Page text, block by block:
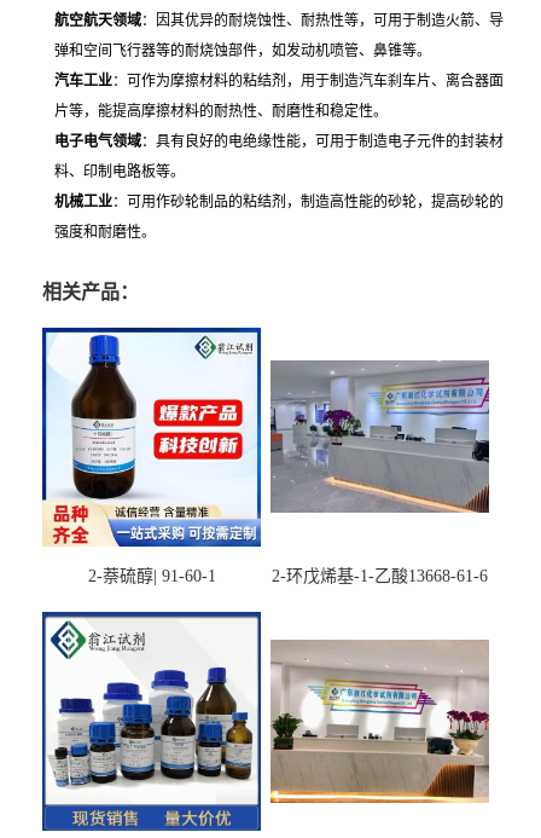
航空航天领域：因其优异的耐烧蚀性、耐热性等，可用于制造火箭、导
弹和空间飞行器等的耐烧蚀部件，如发动机喷管、鼻锥等。
汽车工业：可作为摩擦材料的粘结剂，用于制造汽车刹车片、离合器面
片等，能提高摩擦材料的耐热性、耐磨性和稳定性。
电子电气领域：具有良好的电绝缘性能，可用于制造电子元件的封装材
料、印制电路板等。
机械工业：可用作砂轮制品的粘结剂，制造高性能的砂轮，提高砂轮的
强度和耐磨性。
相关产品：
2-萘硫醇| 91-60-1 2-环戊烯基-1-乙酸13668-61-6